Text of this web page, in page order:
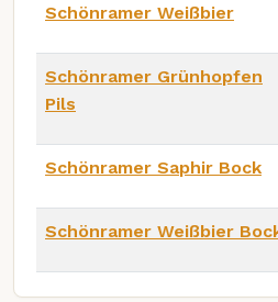
Schönramer Weißbier
Schönramer Grünhopfen
Pils
Schönramer Saphir Bock
Schönramer Weißbier